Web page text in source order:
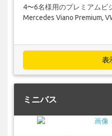
4〜6名様用のプレミアムビ
Mercedes Viano Premium,
表
ミニバス